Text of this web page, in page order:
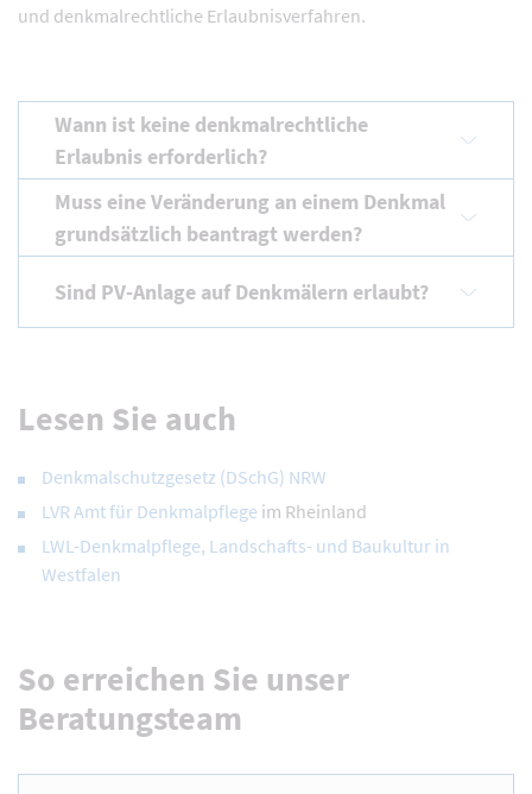
und denkmalrechtliche Erlaubnisverfahren.
Wann ist keine denkmalrechtliche
Erlaubnis erforderlich?
Muss eine Veränderung an einem Denkmal
grundsätzlich beantragt werden?
Sind PV-Anlage auf Denkmälern erlaubt?
Lesen Sie auch
Denkmalschutzgesetz (DSchG) NRW
LVR Amt für Denkmalpflege im Rheinland
LWL-Denkmalpflege, Landschafts- und Baukultur in
Westfalen
So erreichen Sie unser
Beratungsteam